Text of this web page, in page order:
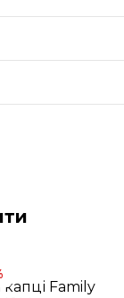
Family